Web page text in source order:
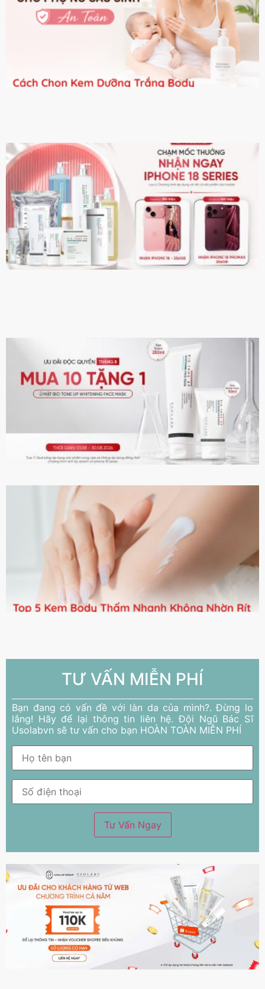
TƯ VẤN MIỄN PHÍ
Bạn đang có vấn đề với làn da của mình?. Đừng lo
lắng! Hãy để lại thông tin liên hệ. Đội Ngũ Bác Sĩ
Usolabvn sẽ tư vấn cho bạn HOÀN TOÀN MIỄN PHÍ